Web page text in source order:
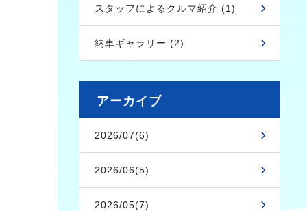
スタッフによるクルマ紹介 (1)
納車ギャラリー (2)
アーカイブ
2026/07(6)
2026/06(5)
2026/05(7)